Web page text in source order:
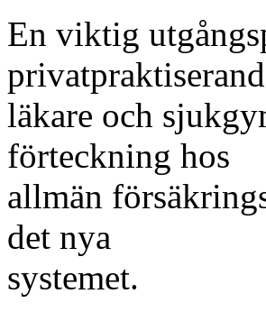
En viktig
läkare och
förteckning hos
allmän
det nya
systemet.